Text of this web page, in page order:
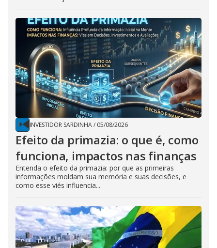
INVESTIDOR SARDINHA/ 05/08/2026
Efeito da primazia: o que é, como
funciona, impactos nas finanças
Entenda o efeito da primazia: por que as primeiras
informações moldam sua memória e suas decisões, e
como esse viés influencia...